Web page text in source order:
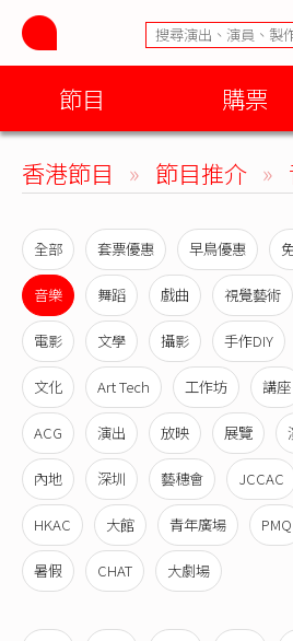
節目 購票
香港節目 » 節目推介 »
全部 套票優惠 早鳥優惠
音樂 舞蹈 戲曲 視覺藝術
電影 文學 攝影 手作DIY
文化 Art Tech 工作坊 講座
ACG 演出 放映 展覽
內地 深圳 藝穗會 JCCAC
HKAC 大館 青年廣場 PMQ
暑假 CHAT 大劇場